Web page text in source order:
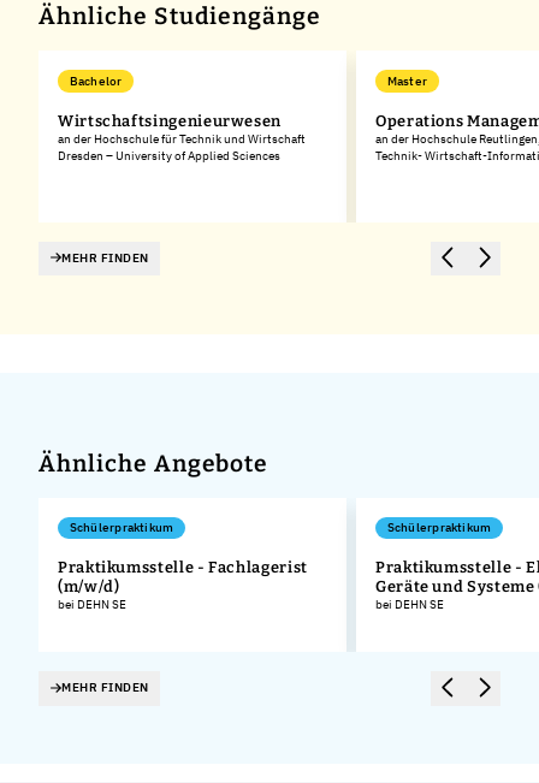
Ähnliche Studiengänge
Bachelor
Wirtschaftsingenieurwesen
an der Hochschule für Technik und Wirtschaft
Dresden – University of Applied Sciences
Master
Operations
an der Hochschule
Technik- Wirtschaft-
MEHR FINDEN
Ähnliche Angebote
Schülerpraktikum
Praktikumsstelle - Fachlagerist
(m/w/d)
bei DEHN SE
Schülerpraktikum
Praktikumsstelle -
Geräte und
bei DEHN SE
MEHR FINDEN